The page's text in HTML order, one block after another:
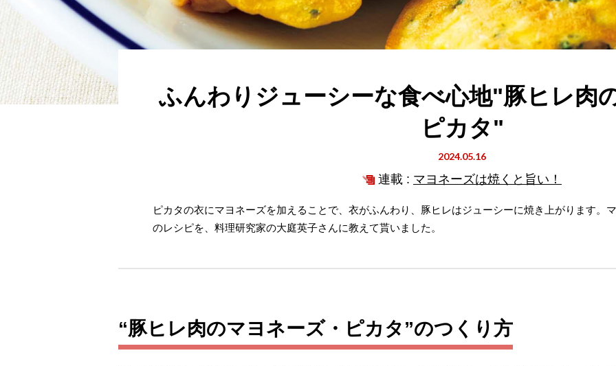
ふんわりジューシーな食べ心地"豚ヒレ肉
ピカタ"
2024.05.16
連載 : マヨネーズは焼くと旨い！
ピカタの衣にマヨネーズを加えることで、衣がふんわり、豚ヒレはジューシーに焼き上がります。
のレシピを、料理研究家の大庭英子さんに教えて貰いました。
“豚ヒレ肉のマヨネーズ・ピカタ”のつくり方